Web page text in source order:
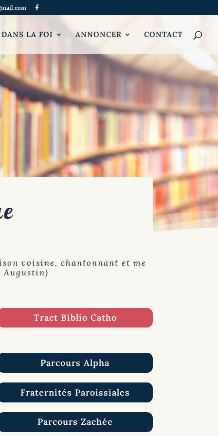
LA FOI ANNONCER CONTACT
voisine, chantonnant et me
Augustin)
Tract Biblio Catho
Parcours Alpha
Fraternités Paroissiales
Parcours Zachée